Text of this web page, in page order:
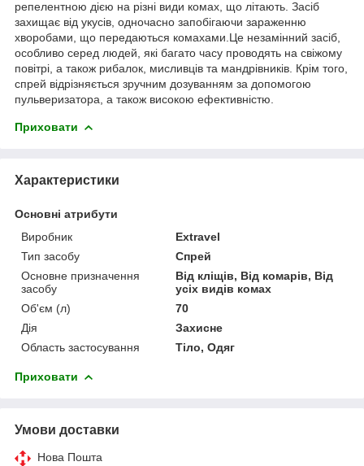
репелентною дією на різні види комах, що літають. Засіб
захищає від укусів, одночасно запобігаючи зараженню
хворобами, що передаються комахами.Це незамінний засіб,
особливо серед людей, які багато часу проводять на свіжому
повітрі, а також рибалок, мисливців та мандрівників. Крім того,
спрей відрізняється зручним дозуванням за допомогою
пульверизатора, а також високою ефективністю.
Приховати
Характеристики
Основні атрибути
Виробник
Extravel
Тип засобу
Спрей
Основне призначення
засобу
Від кліщів, Від комарів, Від
усіх видів комах
Об'єм (л)
70
Дія
Захисне
Область застосування
Тіло, Одяг
Приховати
Умови доставки
Нова Пошта